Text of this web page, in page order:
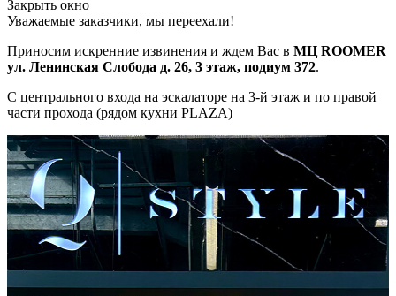
Закрыть окно
Уважаемые заказчики, мы переехали!
Приносим искренние извинения и ждем Вас в МЦ ROOMER
ул. Ленинская Слобода д. 26, 3 этаж, подиум 372.
С центрального входа на эскалаторе на 3-й этаж и по правой
части прохода (рядом кухни PLAZA)